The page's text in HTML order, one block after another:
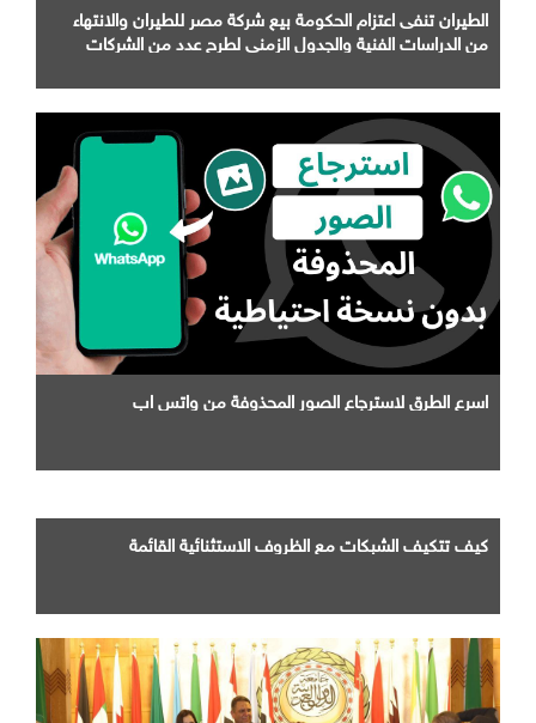
الطيران تنفى اعتزام الحكومة بيع شركة مصر للطيران والانتهاء
من الدراسات الفنية والجدول الزمني لطرح عدد من الشركات
اسرع الطرق لاسترجاع الصور المحذوفة من واتس اب
كيف تتكيف الشبكات مع الظروف الاستثنائية القائمة